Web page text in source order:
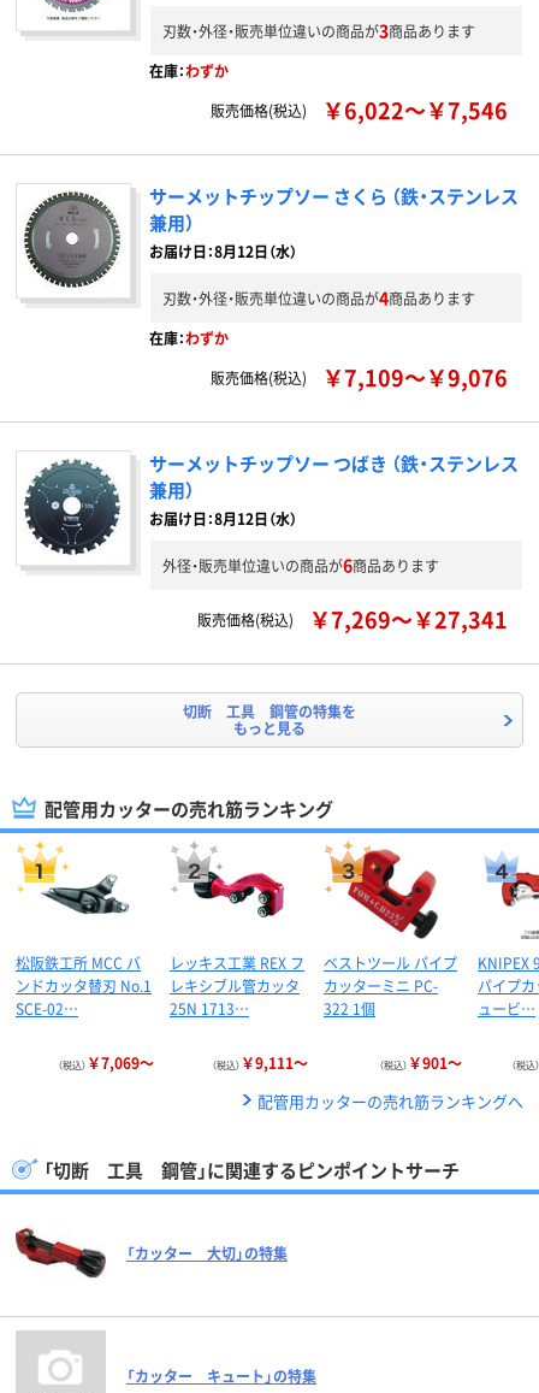
刃数・外径・販売単位違いの商品が3商品あります
在庫：わずか
販売価格(税込)
￥6,022～￥7,546
サーメットチップソー さくら （鉄・ステンレス
兼用）
お届け日：8月12日（水）
刃数・外径・販売単位違いの商品が4商品あります
在庫：わずか
販売価格(税込)
￥7,109～￥9,076
サーメットチップソー つばき （鉄・ステンレス
兼用）
お届け日：8月12日（水）
外径・販売単位違いの商品が6商品あります
販売価格(税込) ￥7,269～￥27,341
切断 工具 鋼管の特集を
もっと見る
配管用カッターの売れ筋ランキング
松阪鉄工所 MCC バ
ンドカッタ替刃 No.1
SCE-02…
（税込） ￥7,069～
レッキス工業 REX フ
レキシブル管カッタ
25N 1713…
（税込） ￥9,111～
ベストツール パイプ
カッターミニ PC-
322 1個
（税込） ￥901～
KNIPEX
パイプ
ュービ…
（税込）
配管用カッターの売れ筋ランキングへ
「切断 工具 鋼管」に関連するピンポイントサーチ
「カッター 大切」の特集
「カッター キュート」の特集